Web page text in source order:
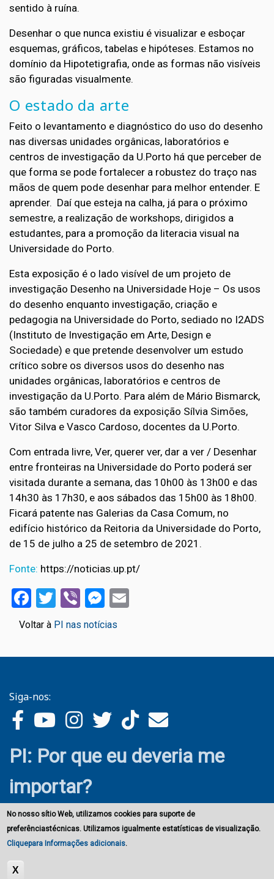
sentido à ruína.
Desenhar o que nunca existiu é visualizar e esboçar
esquemas, gráficos, tabelas e hipóteses. Estamos no
domínio da Hipotetigrafia, onde as formas não visíveis
são figuradas visualmente.
O estado da arte
Feito o levantamento e diagnóstico do uso do desenho
nas diversas unidades orgânicas, laboratórios e
centros de investigação da U.Porto há que perceber de
que forma se pode fortalecer a robustez do traço nas
mãos de quem pode desenhar para melhor entender. E
aprender. Daí que esteja na calha, já para o próximo
semestre, a realização de workshops, dirigidos a
estudantes, para a promoção da literacia visual na
Universidade do Porto.
Esta exposição é o lado visível de um projeto de
investigação Desenho na Universidade Hoje – Os usos
do desenho enquanto investigação, criação e
pedagogia na Universidade do Porto, sediado no I2ADS
(Instituto de Investigação em Arte, Design e
Sociedade) e que pretende desenvolver um estudo
crítico sobre os diversos usos do desenho nas
unidades orgânicas, laboratórios e centros de
investigação da U.Porto. Para além de Mário Bismarck,
são também curadores da exposição Sílvia Simões,
Vitor Silva e Vasco Cardoso, docentes da U.Porto.
Com entrada livre, Ver, querer ver, dar a ver / Desenhar
entre fronteiras na Universidade do Porto poderá ser
visitada durante a semana, das 10h00 às 13h00 e das
14h30 às 17h30, e aos sábados das 15h00 às 18h00.
Ficará patente nas Galerias da Casa Comum, no
edifício histórico da Reitoria da Universidade do Porto,
de 15 de julho a 25 de setembro de 2021.
Fonte: https://noticias.up.pt/
Facebook
Twitter
ViberMessenger
Voltar à PI nas notícias
Siga-nos:
PI: Por que eu deveria me
importar?
No nosso sítio Web, utilizamos cookies para suporte de
preferênciastécnicas. Utilizamos igualmente estatísticas de visualização.
Cliquepara Informações adicionais.
X